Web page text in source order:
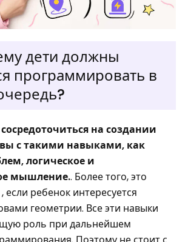
дети должны
программировать в
на создании
с такими навыками, как
логическое и
мышление.. Более того, это
ребенок интересуется
геометрии. Все эти навыки
роль при дальнейшем